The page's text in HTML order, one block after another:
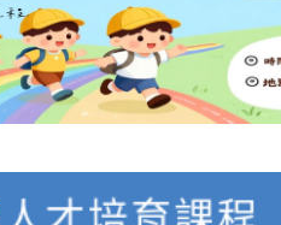
中心白海豚
才培育課程